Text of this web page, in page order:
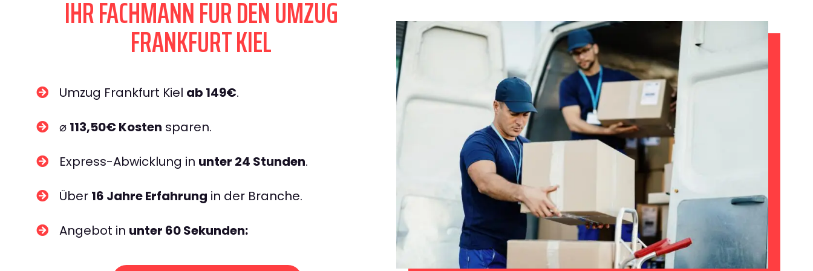
IHR FACHMANN FÜR DEN UMZUG
FRANKFURT KIEL
Umzug Frankfurt Kiel ab 149€.
⌀ 113,50€ Kosten sparen.
Express-Abwicklung in unter 24 Stunden.
Über 16 Jahre Erfahrung in der Branche.
Angebot in unter 60 Sekunden: